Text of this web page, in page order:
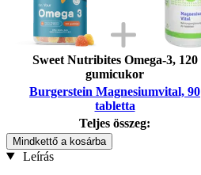
Sweet Nutribites Omega-3, 120
gumicukor
Burgerstein Magnesiumvital, 90
tabletta
Teljes összeg:
Mindkettő a kosárba
Leírás